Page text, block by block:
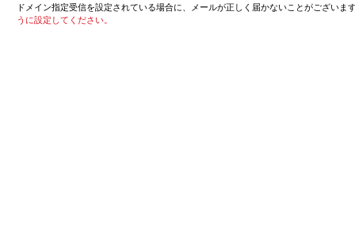
ドメイン指定受信を設定されている場合に、メールが正しく届かないことがございます
うに設定してください。